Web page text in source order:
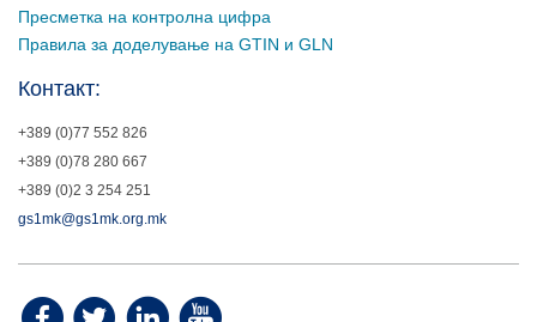
Пресметка на контролна цифра
Правила за доделување на GTIN и GLN
Контакт:
+389 (0)77 552 826
+389 (0)78 280 667
+389 (0)2 3 254 251
gs1mk@gs1mk.org.mk